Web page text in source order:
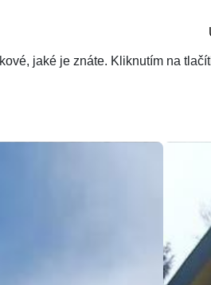
jaké je znáte. Kliknutím na